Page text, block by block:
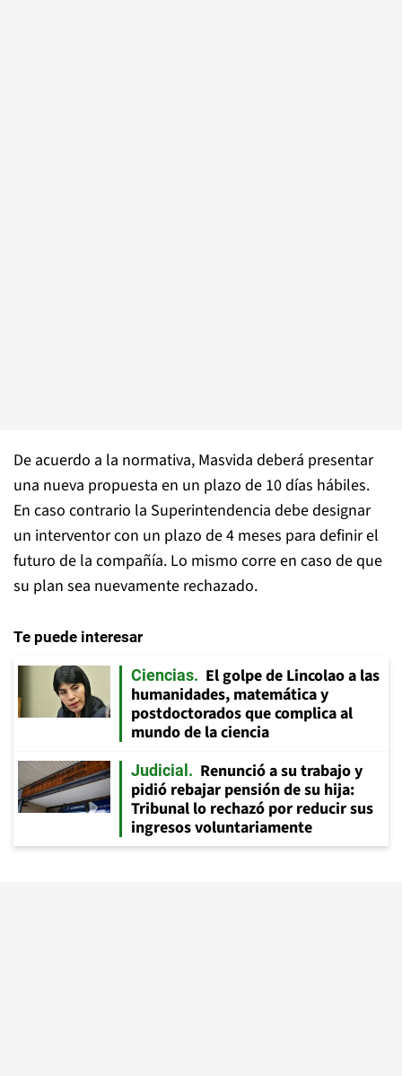
De acuerdo a la normativa, Masvida deberá presentar
una nueva propuesta en un plazo de 10 días hábiles.
En caso contrario la Superintendencia debe designar
un interventor con un plazo de 4 meses para definir el
futuro de la compañía. Lo mismo corre en caso de que
su plan sea nuevamente rechazado.
Te puede interesar
Ciencias
El golpe de Lincolao a las
humanidades, matemática y
postdoctorados que complica al
mundo de la ciencia
Judicial
Renunció a su trabajo y
pidió rebajar pensión de su hija:
Tribunal lo rechazó por reducir sus
ingresos voluntariamente